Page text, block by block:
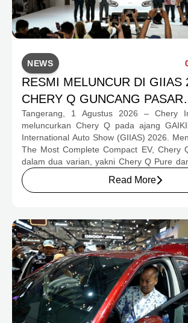
NEWS
RESMI MELUNCUR DI GIIAS
CHERY Q GUNCANG PASAR
OTOMOTIF MELALUI
MULAI RP239,9 JUTA
Tangerang, 1 Agustus 2026 – Chery
meluncurkan Chery Q pada ajang
International Auto Show (GIIAS) 2026.
The Most Complete Compact EV, Chery
dalam dua varian, yakni Chery Q Pure
untuk mengakomodasi kebutuhan
preferensi konsumen yang berbeda.
Read More